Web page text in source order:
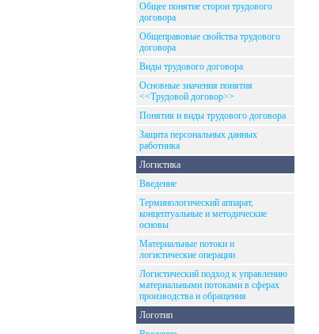
Общее понятие сторон трудового
договора
Общеправовые свойства трудового
договора
Виды трудового договора
Основные значения понятия
<<Трудовой договор>>
Понятия и виды трудового договора
Защита персональных данных
работника
Логистика
Введение
Терминологический аппарат,
концептуальные и методические
основы
Материальные потоки и
логистические операции
Логистический подход к управлению
материальными потоками в сферах
производства и обращения
Логотип